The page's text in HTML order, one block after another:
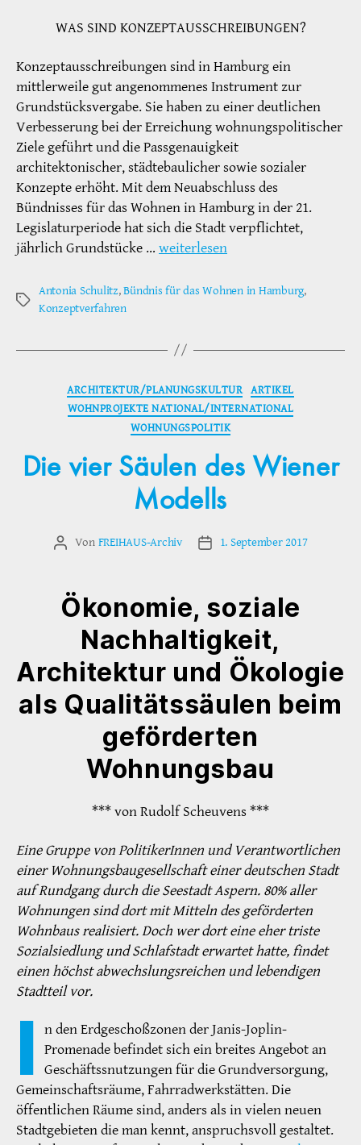
WAS SIND KONZEPTAUSSCHREIBUNGEN?
Konzeptausschreibungen sind in Hamburg ein
mittlerweile gut angenommenes Instrument zur
Grundstücksvergabe. Sie haben zu einer deutlichen
Verbesserung bei der Erreichung wohnungspolitischer
Ziele geführt und die Passgenauigkeit
architektonischer, städtebaulicher sowie sozialer
Konzepte erhöht. Mit dem Neuabschluss des
Bündnisses für das Wohnen in Hamburg in der 21.
Legislaturperiode hat sich die Stadt verpflichtet,
jährlich Grundstücke … weiterlesen
Schlagwörter
Antonia Schulitz,Bündnis für das Wohnen in Hamburg,
Konzeptverfahren
Kategorien
ARCHITEKTUR/PLANUNGSKULTUR ARTIKEL
WOHNPROJEKTE NATIONAL/INTERNATIONAL
WOHNUNGSPOLITIK
Die vier Säulen des Wiener
Modells
Beitragsautor
Von FREIHAUS-Archiv Veröffentlichungsdatum
1. September 2017
Ökonomie, soziale
Nachhaltigkeit,
Architektur und Ökologie
als Qualitätssäulen beim
geförderten
Wohnungsbau
*** von Rudolf Scheuvens ***
Eine Gruppe von PolitikerInnen und Verantwortlichen
einer Wohnungsbaugesellschaft einer deutschen Stadt
auf Rundgang durch die Seestadt Aspern. 80% aller
Wohnungen sind dort mit Mitteln des geförderten
Wohnbaus realisiert. Doch wer dort eine eher triste
Sozialsiedlung und Schlafstadt erwartet hatte, findet
einen höchst abwechslungsreichen und lebendigen
Stadtteil vor.
I n den Erdgeschoßzonen der Janis-Joplin-
Promenade befindet sich ein breites Angebot an
Geschäftssnutzungen für die Grundversorgung,
Gemeinschaftsräume, Fahrradwerkstätten. Die
öffentlichen Räume sind, anders als in vielen neuen
Stadtgebieten die man kennt, anspruchsvoll gestaltet.